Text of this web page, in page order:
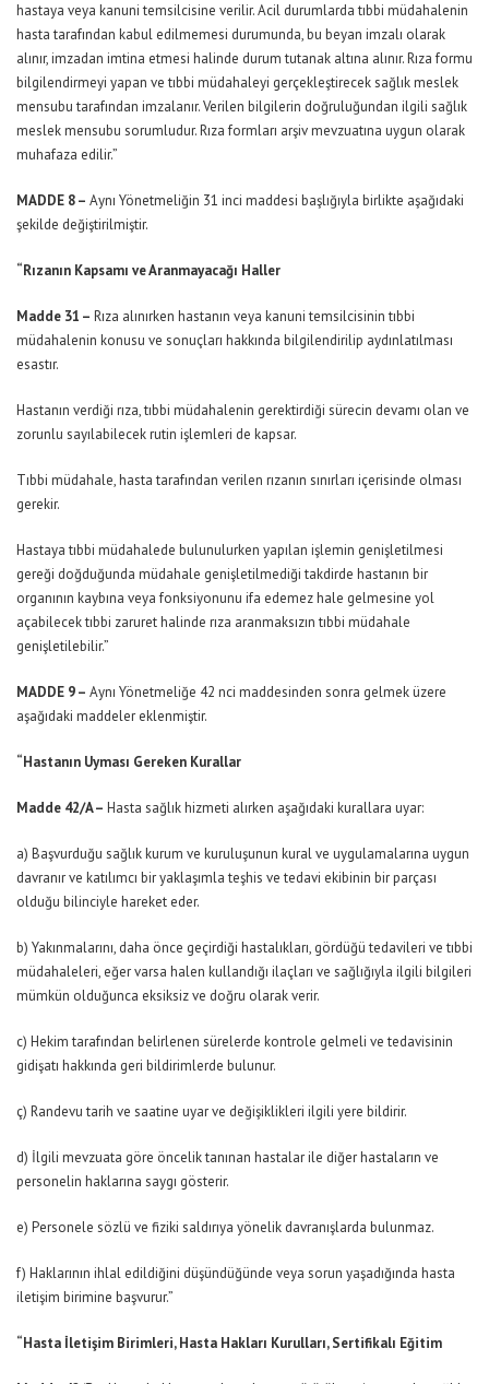
hastaya veya kanuni temsilcisine verilir. Acil durumlarda tıbbi müdahalenin
hasta tarafından kabul edilmemesi durumunda, bu beyan imzalı olarak
alınır, imzadan imtina etmesi halinde durum tutanak altına alınır. Rıza formu
bilgilendirmeyi yapan ve tıbbi müdahaleyi gerçekleştirecek sağlık meslek
mensubu tarafından imzalanır. Verilen bilgilerin doğruluğundan ilgili sağlık
meslek mensubu sorumludur. Rıza formları arşiv mevzuatına uygun olarak
muhafaza edilir.”
MADDE 8 – Aynı Yönetmeliğin 31 inci maddesi başlığıyla birlikte aşağıdaki
şekilde değiştirilmiştir.
“Rızanın Kapsamı ve Aranmayacağı Haller
Madde 31 – Rıza alınırken hastanın veya kanuni temsilcisinin tıbbi
müdahalenin konusu ve sonuçları hakkında bilgilendirilip aydınlatılması
esastır.
Hastanın verdiği rıza, tıbbi müdahalenin gerektirdiği sürecin devamı olan ve
zorunlu sayılabilecek rutin işlemleri de kapsar.
Tıbbi müdahale, hasta tarafından verilen rızanın sınırları içerisinde olması
gerekir.
Hastaya tıbbi müdahalede bulunulurken yapılan işlemin genişletilmesi
gereği doğduğunda müdahale genişletilmediği takdirde hastanın bir
organının kaybına veya fonksiyonunu ifa edemez hale gelmesine yol
açabilecek tıbbi zaruret halinde rıza aranmaksızın tıbbi müdahale
genişletilebilir.”
MADDE 9 – Aynı Yönetmeliğe 42 nci maddesinden sonra gelmek üzere
aşağıdaki maddeler eklenmiştir.
“Hastanın Uyması Gereken Kurallar
Madde 42/A – Hasta sağlık hizmeti alırken aşağıdaki kurallara uyar:
a) Başvurduğu sağlık kurum ve kuruluşunun kural ve uygulamalarına uygun
davranır ve katılımcı bir yaklaşımla teşhis ve tedavi ekibinin bir parçası
olduğu bilinciyle hareket eder.
b) Yakınmalarını, daha önce geçirdiği hastalıkları, gördüğü tedavileri ve tıbbi
müdahaleleri, eğer varsa halen kullandığı ilaçları ve sağlığıyla ilgili bilgileri
mümkün olduğunca eksiksiz ve doğru olarak verir.
c) Hekim tarafından belirlenen sürelerde kontrole gelmeli ve tedavisinin
gidişatı hakkında geri bildirimlerde bulunur.
ç) Randevu tarih ve saatine uyar ve değişiklikleri ilgili yere bildirir.
d) İlgili mevzuata göre öncelik tanınan hastalar ile diğer hastaların ve
personelin haklarına saygı gösterir.
e) Personele sözlü ve fiziki saldırıya yönelik davranışlarda bulunmaz.
f) Haklarının ihlal edildiğini düşündüğünde veya sorun yaşadığında hasta
iletişim birimine başvurur.”
“Hasta İletişim Birimleri, Hasta Hakları Kurulları, Sertifikalı Eğitim